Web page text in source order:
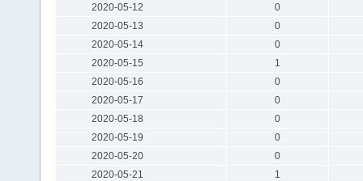
2020-05-12
0
2020-05-13
0
2020-05-14
0
2020-05-15
1
2020-05-16
0
2020-05-17
0
2020-05-18
0
2020-05-19
0
2020-05-20
0
2020-05-21
1